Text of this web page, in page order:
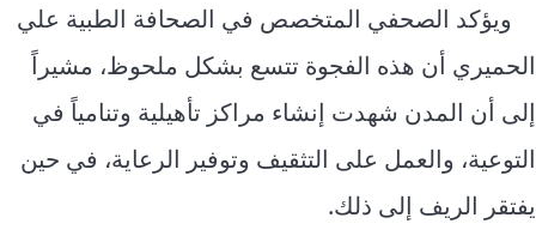
ويؤكد الصحفي المتخصص في الصحافة الطبية علي
الحميري أن هذه الفجوة تتسع بشكل ملحوظ، مشيراً
إلى أن المدن شهدت إنشاء مراكز تأهيلية وتنامياً في
التوعية، والعمل على التثقيف وتوفير الرعاية، في حين
يفتقر الريف إلى ذلك.